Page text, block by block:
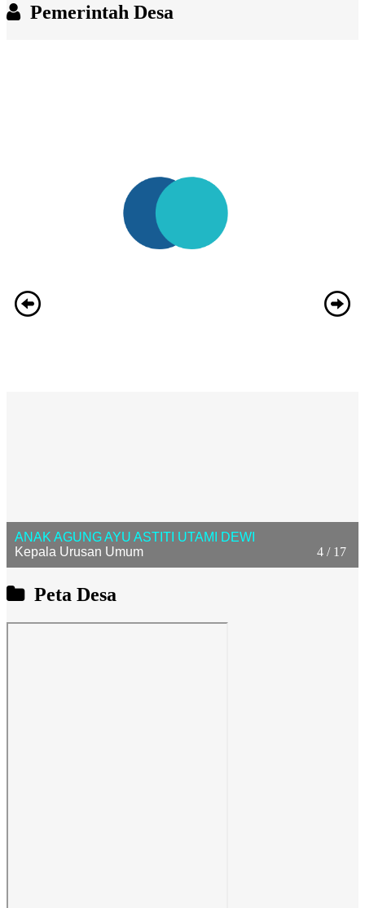
Pemerintah Desa
4 / 17
ANAK AGUNG AYU ASTITI UTAMI DEWI
Kepala Urusan Umum
Peta Desa